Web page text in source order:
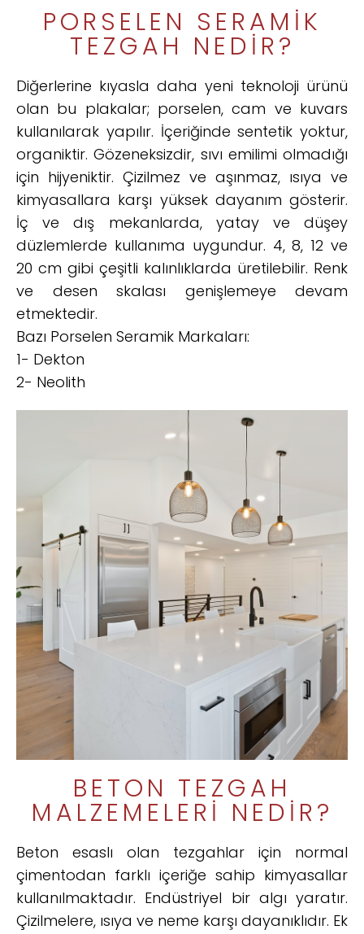
PORSELEN SERAMIK
TEZGAH NEDIR?
Diğerlerine kıyasla daha yeni teknoloji ürünü
olan bu plakalar; porselen, cam ve kuvars
kullanılarak yapılır. İçeriğinde sentetik yoktur,
organiktir. Gözeneksizdir, sıvı emilimi olmadığı
için hijyeniktir. Çizilmez ve aşınmaz, ısıya ve
kimyasallara karşı yüksek dayanım gösterir.
İç ve dış mekanlarda, yatay ve düşey
düzlemlerde kullanıma uygundur. 4, 8, 12 ve
20 cm gibi çeşitli kalınlıklarda üretilebilir. Renk
ve desen skalası genişlemeye devam
etmektedir.
Bazı Porselen Seramik Markaları:
1- Dekton
2- Neolith
BETON TEZGAH
MALZEMELERI NEDIR?
Beton esaslı olan tezgahlar için normal
çimentodan farklı içeriğe sahip kimyasallar
kullanılmaktadır. Endüstriyel bir algı yaratır.
Çizilmelere, ısıya ve neme karşı dayanıklıdır. Ek